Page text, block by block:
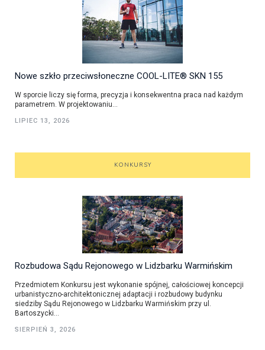
Nowe szkło przeciwsłoneczne COOL-LITE® SKN 155
W sporcie liczy się forma, precyzja i konsekwentna praca nad każdym
parametrem. W projektowaniu...
LIPIEC 13, 2026
KONKURSY
Rozbudowa Sądu Rejonowego w Lidzbarku Warmińskim
Przedmiotem Konkursu jest wykonanie spójnej, całościowej koncepcji
urbanistyczno-architektonicznej adaptacji i rozbudowy budynku
siedziby Sądu Rejonowego w Lidzbarku Warmińskim przy ul.
Bartoszycki...
SIERPIEŃ 3, 2026